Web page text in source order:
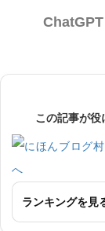
この記事が
ランキングを見